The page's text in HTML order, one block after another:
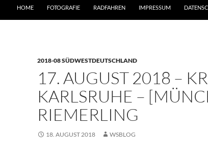
HOME FOTOGRAFIE RADFAHREN IMPRESSUM
2018-08 SÜDWESTDEUTSCHLAND
17. AUGUST 2018 –
KARLSRUHE –
RIEMERLING
18. AUGUST 2018 WSBLOG